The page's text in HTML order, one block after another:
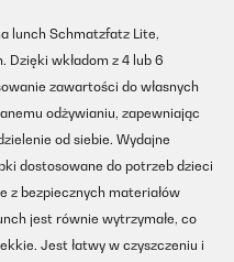
lunch Schmatzfatz Lite,
Dzięki wkładom z 4 lub 6
zawartości do własnych
odżywianiu, zapewniając
od siebie. Wydajne
dostosowane do potrzeb dzieci
z bezpiecznych materiałów
jest równie wytrzymałe, co
Jest łatwy w czyszczeniu i